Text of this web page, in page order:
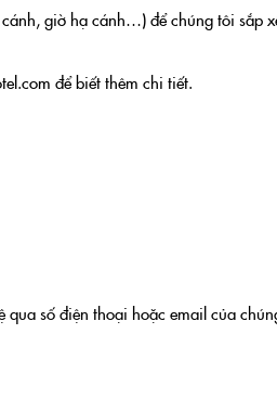
giờ hạ cánh…) để chúng tôi sắp
để biết thêm chi tiết.
số điện thoại hoặc email của